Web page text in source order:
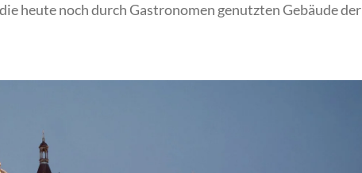
heute noch durch Gastronomen genutzten Gebäude der